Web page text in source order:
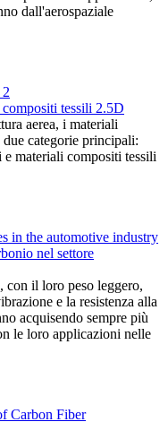
dall'aerospaziale
tessili 2.5D
aerea, i materiali
categorie principali:
materiali compositi tessili
nel settore
il loro peso leggero,
e la resistenza alla
acquisendo sempre più
le loro applicazioni nelle